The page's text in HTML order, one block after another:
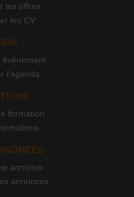
les offres
les CV
événement
l'agenda
formation
annonce
annonces